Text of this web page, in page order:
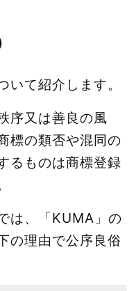
て紹介します。
序又は善良の風
標の類否や混同の
るものは商標登録
は、「KUMA」の
の理由で公序良俗